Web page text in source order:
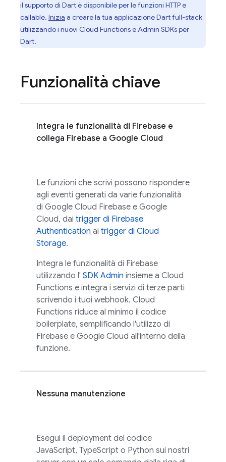
il supporto di Dart è disponibile per le funzioni HTTP e
callable. Inizia a creare la tua applicazione Dart full-stack
utilizzando i nuovi Cloud Functionse Admin SDKs per
Dart.
Funzionalità chiave
Integra le funzionalità di Firebase e
collega Firebase a Google Cloud
Le funzioni che scrivi possono rispondere
agli eventi generati da varie funzionalità
di Google Cloud Firebase e Google
Cloud, dai trigger di Firebase
Authentication ai trigger di Cloud
Storage.
Integra le funzionalità di Firebase
utilizzando l' SDK Admin insieme a Cloud
Functions e integra i servizi di terze parti
scrivendo i tuoi webhook. Cloud
Functions riduce al minimo il codice
boilerplate, semplificando l'utilizzo di
Firebase e Google Cloud all'interno della
funzione.
Nessuna manutenzione
Esegui il deployment del codice
JavaScript, TypeScript o Python sui nostri